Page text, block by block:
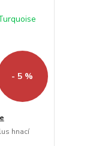
- 5 %
hnací